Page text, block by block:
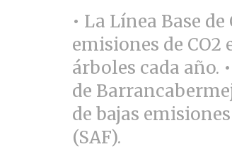
• La Línea Base
emisiones de
árboles cada año.
de
de bajas
(SAF).